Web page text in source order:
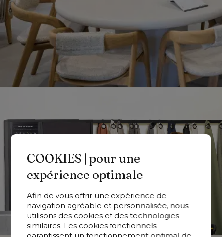
COOKIES | pour une
expérience optimale
Afin de vous offrir une expérience de
navigation agréable et personnalisée, nous
utilisons des cookies et des technologies
similaires. Les cookies fonctionnels
garantissent un fonctionnement optimal de